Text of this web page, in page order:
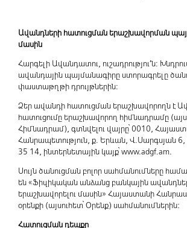
Ավանդների հատուցման երաշխավորման
մասին
Հարգելի Ավանդատու, ուշադրությու’ն:
ավանդային պայմանագիրը ստորագրելը
փաստաթղթի դրույթներին:
Ձեր ավանդի հատուցման երաշխավորողն է
հատուցումը երաշխավորող հիմնադրամը
Հիմնադրամ), գտնվելու վայրը՝ 0010,
Հանրապետություն, ք. Երևան, Վ.Սարգսյան 6,
35 14, ինտերնետային կայք՝ www.adgf.am.
Սույն ծանուցման բոլոր սահմանումները
են «Ֆիզիկական անձանց բանկային
երաշխավորելու մասին» Հայաստանի
օրենքի (այսուհետ՝ Օրենք) սահմանումներին:
Հատուցման դեպքը